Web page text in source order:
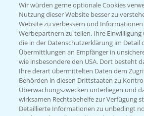
Standortreport Einbeck -
im Vergleich
31.03.2025
Wir würden gerne optionale Cookies
Nutzung dieser Website besser zu
Website zu verbessern und
Werbepartnern zu teilen. Ihre Einwilligung
die in der Datenschutzerklärung im Detail
Übermittlungen an Empfänger in
wie insbesondere den USA. Dort besteht
Ihre derart übermittelten Daten dem
Behörden in diesen Drittstaaten zu
Überwachungszwecken unterliegen und
wirksamen Rechtsbehelfe zur Verfügung
Detaillierte Informationen zu unbedingt